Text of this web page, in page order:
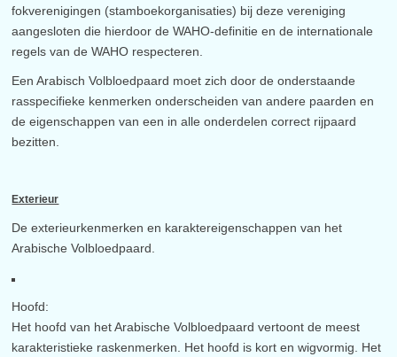
fokverenigingen (stamboekorganisaties) bij deze vereniging
aangesloten die hierdoor de WAHO-definitie en de internationale
regels van de WAHO respecteren.
Een Arabisch Volbloedpaard moet zich door de onderstaande
rasspecifieke kenmerken onderscheiden van andere paarden en
de eigenschappen van een in alle onderdelen correct rijpaard
bezitten.
Exterieur
De exterieurkenmerken en karaktereigenschappen van het
Arabische Volbloedpaard.
Hoofd:
Het hoofd van het Arabische Volbloedpaard vertoont de meest
karakteristieke raskenmerken. Het hoofd is kort en wigvormig. Het